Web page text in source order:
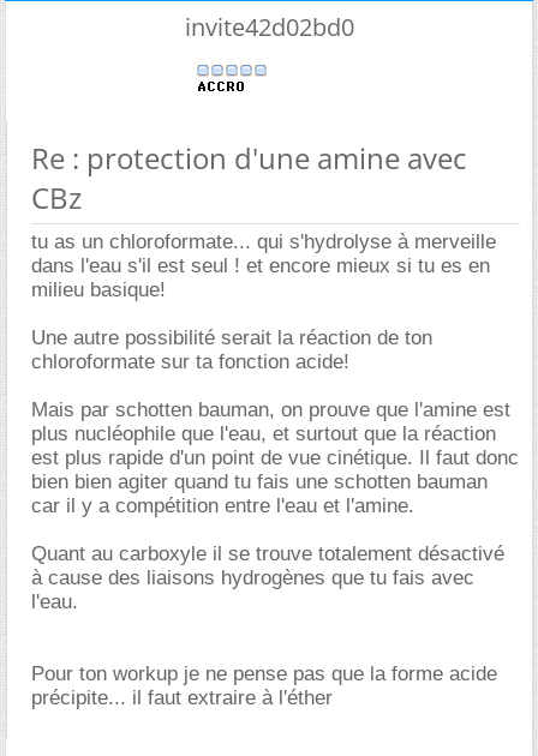
invite42d02bd0
Re : protection d'une amine avec
CBz
tu as un chloroformate... qui s'hydrolyse à merveille
dans l'eau s'il est seul ! et encore mieux si tu es en
milieu basique!
Une autre possibilité serait la réaction de ton
chloroformate sur ta fonction acide!
Mais par schotten bauman, on prouve que l'amine est
plus nucléophile que l'eau, et surtout que la réaction
est plus rapide d'un point de vue cinétique. Il faut donc
bien bien agiter quand tu fais une schotten bauman
car il y a compétition entre l'eau et l'amine.
Quant au carboxyle il se trouve totalement désactivé
à cause des liaisons hydrogènes que tu fais avec
l'eau.
Pour ton workup je ne pense pas que la forme acide
précipite... il faut extraire à l'éther